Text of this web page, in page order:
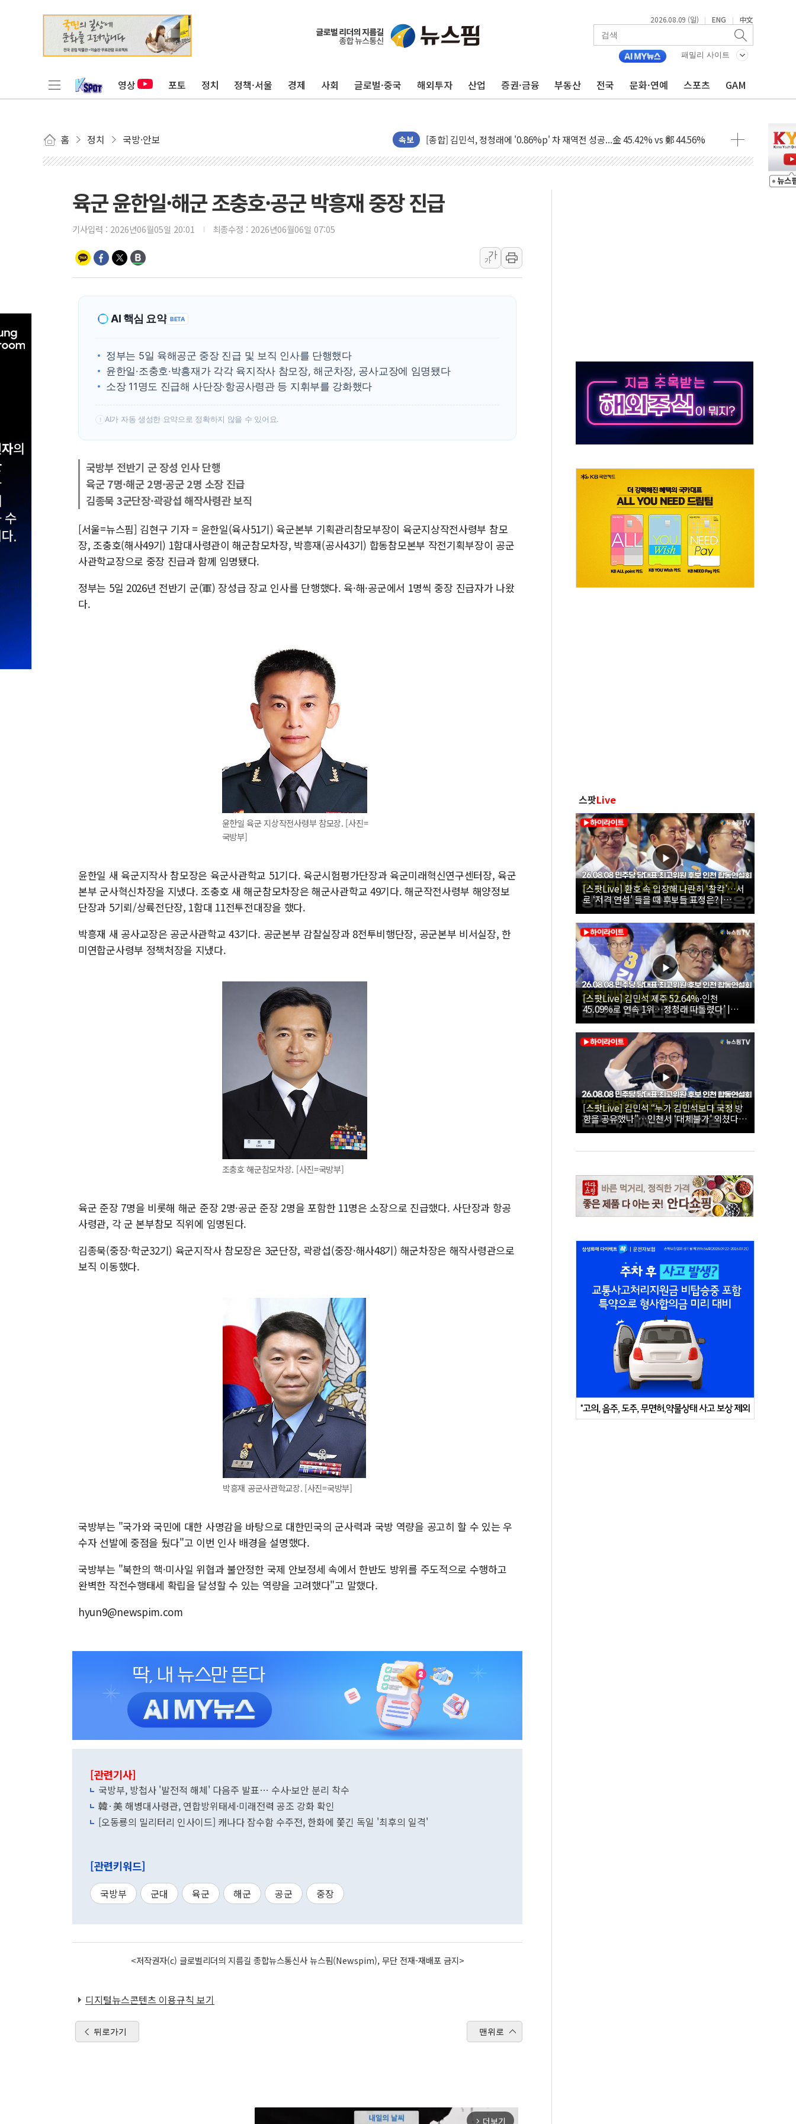
2026.08.09 (일) | ENG | 中文
패밀리 사이트
영상 포토 정치 정책·서울 경제 사회 글로벌·중국 해외투자 산업 증권·금융 부동산 전국 문화·연예 스포츠 GAM
홈 정치 국방·안보 속보
포항시 재난예산 40억 긴급 투입…고수온 양식장 복구·지원 '총력'
[종합] 김민석, 정청래에 '0.86%p' 차 재역전 성공...金 45.42% vs 鄭 44.56%
인천 합동연설회 나선 송영길·정청래·김민석 당대표 후보
인사하는 김민석 당대표 후보
[속보] 민주, 제주·인천 경선 결과 발표...김민석 47.75% 정청래 42.08%
[속보] 민주, 제주 경선 결과 발표...김민석 52.64% 정청래 39.89% 송영길 7.47%
이번주 국내 주요 금융일정(8.10~8.14)
美, 이란전 출구전략 만지작…공습 한계·탄약 부족 현실화
강릉·동해·삼척 시간당 최대 50㎜ 폭우…강원 동해안 강한 비 이어져
여수 오동도 인근 해상서 모터보트 전복…1명 사망·1명 실종
추미애, '위안부' 피해자 기림의 날 참석..."국제적 시민 연대로 목소리 내야"
인천 선재도 갯벌서 해루질 중 실종 60대 나흘만에 숨진 채 발견
인천서 말다툼 중 어머니 흉기 살해 10대 아들 체포
'화합' 꺼낸 김민석에 '뻔뻔' 받아친 정청래…제주 연설서 신경전 고조
육군 윤한일·해군 조충호·공군 박흥재 중장 진급
기사입력 : 2026년06월05일 20:01 최종수정 : 2026년06월06일 07:05
가
가
AI 핵심 요약 BETA
정부는 5일 육해공군 중장 진급 및 보직 인사를 단행했다
윤한일·조충호·박흥재가 각각 육지작사 참모장, 해군차장, 공사교장에 임명됐다
소장 11명도 진급해 사단장·항공사령관 등 지휘부를 강화했다
! AI가 자동 생성한 요약으로 정확하지 않을 수 있어요.
국방부 전반기 군 장성 인사 단행
육군 7명·해군 2명·공군 2명 소장 진급
김종묵 3군단장·곽광섭 해작사령관 보직
[서울=뉴스핌] 김현구 기자 = 윤한일(육사51기) 육군본부 기획관리참모부장이 육군지상작전사령부 참모
장, 조충호(해사49기) 1함대사령관이 해군참모차장, 박흥재(공사43기) 합동참모본부 작전기획부장이 공군
사관학교장으로 중장 진급과 함께 임명됐다.
정부는 5일 2026년 전반기 군(軍) 장성급 장교 인사를 단행했다. 육·해·공군에서 1명씩 중장 진급자가 나왔
다.
윤한일 육군 지상작전사령부 참모장. [사진=
국방부]
윤한일 새 육군지작사 참모장은 육군사관학교 51기다. 육군시험평가단장과 육군미래혁신연구센터장, 육군
본부 군사혁신차장을 지냈다. 조충호 새 해군참모차장은 해군사관학교 49기다. 해군작전사령부 해양정보
단장과 5기뢰/상륙전단장, 1함대 11전투전대장을 했다.
박흥재 새 공사교장은 공군사관학교 43기다. 공군본부 감찰실장과 8전투비행단장, 공군본부 비서실장, 한
미연합군사령부 정책처장을 지냈다.
조충호 해군참모차장. [사진=국방부]
육군 준장 7명을 비롯해 해군 준장 2명·공군 준장 2명을 포함한 11명은 소장으로 진급했다. 사단장과 항공
사령관, 각 군 본부참모 직위에 임명된다.
김종묵(중장·학군32기) 육군지작사 참모장은 3군단장, 곽광섭(중장·해사48기) 해군차장은 해작사령관으로
보직 이동했다.
박흥재 공군사관학교장. [사진=국방부]
국방부는 "국가와 국민에 대한 사명감을 바탕으로 대한민국의 군사력과 국방 역량을 공고히 할 수 있는 우
수자 선발에 중점을 뒀다"고 이번 인사 배경을 설명했다.
국방부는 "북한의 핵·미사일 위협과 불안정한 국제 안보정세 속에서 한반도 방위를 주도적으로 수행하고
완벽한 작전수행태세 확립을 달성할 수 있는 역량을 고려했다"고 말했다.
hyun9@newspim.com
[관련기사]
국방부, 방첩사 '발전적 해체' 다음주 발표… 수사·보안 분리 착수
韓·美 해병대사령관, 연합방위태세·미래전력 공조 강화 확인
[오동룡의 밀리터리 인사이드] 캐나다 잠수함 수주전, 한화에 쫓긴 독일 '최후의 일격'
[관련키워드]
국방부 군대 육군 해군 공군 중장
<저작권자(c) 글로벌리더의 지름길 종합뉴스통신사 뉴스핌(Newspim), 무단 전재-재배포 금지>
디지털뉴스콘텐츠 이용규칙 보기
뒤로가기 맨위로
arrow_forward_ios 더보기
스팟Live
[스팟Live] 환호 속 입장해 나란히 ‘찰칵’…서
로 ‘저격 연설’ 들을 때 후보들 표정은? |
26.08.08 더불어민주당 당대표·최고위원 후
보 인천 합동연설회
[스팟Live] 김민석 제주 52.64%·인천
45.09%로 연속 1위…정청래 따돌렸다’ |
26.08.08 더불어민주당 당대표·최고위원 후
보 인천 합동연설회
[스팟Live] 김민석 “누가 김민석보다 국정 방
향을 공유했나”…인천서 ‘대체불가’ 외쳤다 |
26.08.08 더불어민주당 당대표·최고위원 후